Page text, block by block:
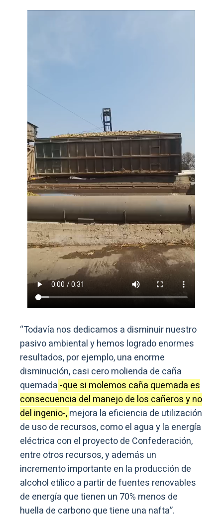
“Todavía nos dedicamos a disminuir nuestro
pasivo ambiental y hemos logrado enormes
resultados, por ejemplo, una enorme
disminución, casi cero molienda de caña
quemada -que si molemos caña quemada es
consecuencia del manejo de los cañeros y no
del ingenio-,mejora la eficiencia de utilización
de uso de recursos, como el agua y la energía
eléctrica con el proyecto de Confederación,
entre otros recursos, y además un
incremento importante en la producción de
alcohol etílico a partir de fuentes renovables
de energía que tienen un 70% menos de
huella de carbono que tiene una nafta”.